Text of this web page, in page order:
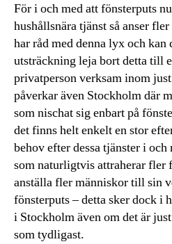
För i och med att fönsterputs
hushållsnära tjänst så anser
har råd med denna lyx och
utsträckning leja bort detta till
privatperson verksam inom
påverkar även Stockholm där
som nischat sig enbart på
det finns helt enkelt en stor
behov efter dessa tjänster i
som naturligtvis attraherar fler
anställa fler människor till sin
fönsterputs – detta sker dock i
i Stockholm även om det är
som tydligast.